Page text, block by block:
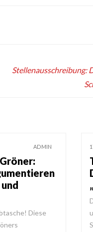
Stellenausschreibung:
ADMIN
Diese